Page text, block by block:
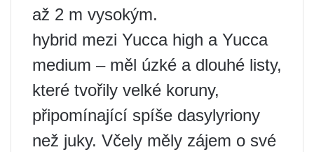
až 2 m vysokým.
hybrid mezi Yucca high a Yucca
medium – měl úzké a dlouhé listy,
které tvořily velké koruny,
připomínající spíše dasylyriony
než juky. Včely měly zájem o své